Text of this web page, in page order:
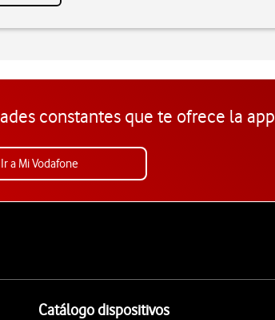
constantes que te ofrece la app
Ir a Mi Vodafone
Catálogo dispositivos